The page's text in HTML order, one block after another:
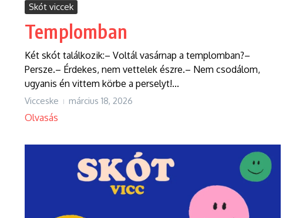
Skót viccek
Templomban
Két skót találkozik:– Voltál vasárnap a templomban?–
Persze.– Érdekes, nem vettelek észre.– Nem csodálom,
ugyanis én vittem körbe a perselyt!...
Vicceske március 18, 2026
Olvasás